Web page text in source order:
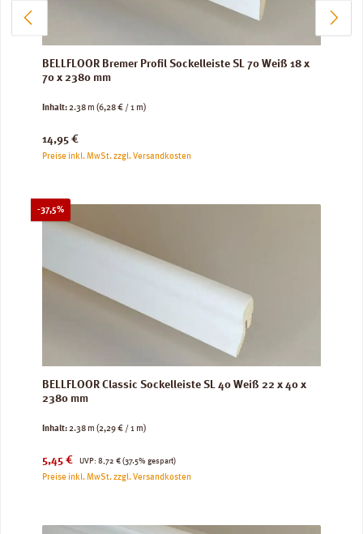
BELLFLOOR Bremer Profil Sockelleiste SL 70 Weiß 18 x
70 x 2380 mm
Inhalt:2.38 m (6,28 € / 1 m)
Regulärer Preis:
14,95 €
Preise inkl. MwSt. zzgl. Versandkosten
-37,5%Rabatt
BELLFLOOR Classic Sockelleiste SL 40 Weiß 22 x 40 x
2380 mm
Inhalt:2.38 m (2,29 € / 1 m)
Verkaufspreis:
5,45 € UVP:
Regulärer Preis:
8,72 € (37.5% gespart)
Preise inkl. MwSt. zzgl. Versandkosten